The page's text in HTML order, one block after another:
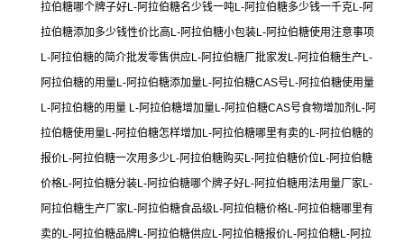
拉伯糖哪个牌子好L-阿拉伯糖名少钱一吨L-阿拉伯糖多少钱一千克L-阿
拉伯糖添加多少钱性价比高L-阿拉伯糖小包装L-阿拉伯糖使用注意事项
L-阿拉伯糖的简介批发零售供应L-阿拉伯糖厂批家发L-阿拉伯糖生产L-
阿拉伯糖的用量L-阿拉伯糖添加量L-阿拉伯糖CAS号L-阿拉伯糖使用量
L-阿拉伯糖的用量 L-阿拉伯糖增加量L-阿拉伯糖CAS号食物增加剂L-阿
拉伯糖使用量L-阿拉伯糖怎样增加L-阿拉伯糖哪里有卖的L-阿拉伯糖的
报价L-阿拉伯糖一次用多少L-阿拉伯糖购买L-阿拉伯糖价位L-阿拉伯糖
价格L-阿拉伯糖分装L-阿拉伯糖哪个牌子好L-阿拉伯糖用法用量厂家L-
阿拉伯糖生产厂家L-阿拉伯糖食品级L-阿拉伯糖价格L-阿拉伯糖哪里有
卖的L-阿拉伯糖品牌L-阿拉伯糖供应L-阿拉伯糖报价L-阿拉伯糖L-阿拉